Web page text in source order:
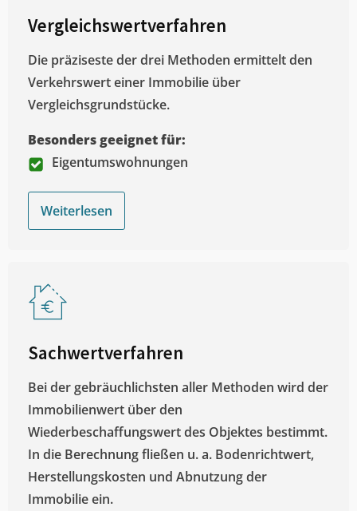
Vergleichswertverfahren
Die präziseste der drei Methoden ermittelt den
Verkehrswert einer Immobilie über
Vergleichsgrundstücke.
Besonders geeignet für:
Eigentumswohnungen
Weiterlesen
Sachwertverfahren
Bei der gebräuchlichsten aller Methoden wird der
Immobilienwert über den
Wiederbeschaffungswert des Objektes bestimmt.
In die Berechnung fließen u. a. Bodenrichtwert,
Herstellungskosten und Abnutzung der
Immobilie ein.